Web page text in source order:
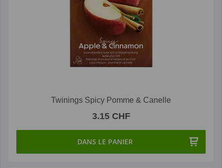
Twinings Spicy Pomme & Canelle
3.15 CHF
DANS LE PANIER